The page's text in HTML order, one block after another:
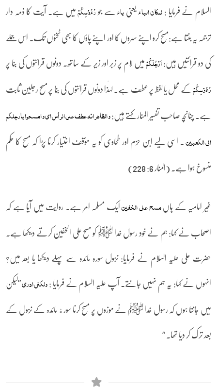
السلام نے فرمایا :لمکان الباءیعنیباءسے جورُءُوۡسِکُمۡمیں ہے۔ آیت کا ذمہ دار
ترجمہ یہ بنتا ہے:مسح کرو اپنے سروں کا اور اپنے پاؤں کا بھی ٹخنوں تک۔ اس جملے
کی دو قرائتیں ہیں:اَرۡجُلَکُمۡمیں لام پر زبر اور زیر کے ساتھ۔ دونوں قرائتوں کی بنا پر
رُءُوۡسِکُمۡکے محل یا لفظ پر عطف ہے۔ لہٰذا دونوں قرائتوں کی بنا پر مسح رجلین ثابت
ہے۔ چنانچہ صاحب تفسیر المنار کہتے ہیں:و الظاھر انہ عطف علی الرأس ای و امسحوا بارجلکم
الی الکعبین۔ اسی لیے ابن حزم اور طحاوی کو یہ مؤقف اختیار کرنا پڑا کہ مسح کا حکم
منسوخ ہوا ہے۔ (المنار 6: 228)
غیر امامیہ کے ہاںمسح علی الخفینایک مسلمہ امر ہے۔ روایت میں آیا ہے کہ
اصحاب نے کہا: ہم نے خود رسول خدا ﷺ کو مسح علی الخفین کرتے دیکھا ہے۔
حضرت علی علیہ السلام نے فرمایا: نزول سورہ مائدہ سے پہلے دیکھا یا بعد میں؟
انہوں نے کہا: یہ ہم نہیں جانتے۔ آپ علیہ السلام نے فرمایا :ولکنی ادری”لیکن
میں جانتا ہوں کہ رسول خدا ﷺ نے موزوں پر مسح کرنا سورﮤ مائدہ کے نزول کے
بعد ترک کر دیا تھا۔ “